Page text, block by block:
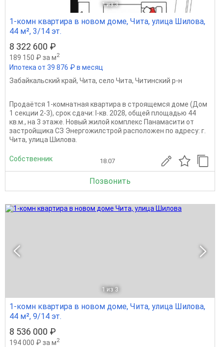
1 из 3
1-комн квартира в новом доме, Чита, улица Шилова,
44 м², 3/14 эт.
8 322 600 ₽
189 150 ₽ за м2
Ипотека от 39 876 ₽ в месяц
Забайкальский край, Чита, село Чита, Читинский р-н
Продаётся 1-комнатная квартира в строящемся доме (Дом
1 секции 2-3), срок сдачи: I-кв. 2028, общей площадью 44
кв.м., на 3 этаже. Новый жилой комплекс Панамасити от
застройщика СЗ Энергожилстрой расположен по адресу: г.
Чита, улица Шилова.
Собственник 18.07
Позвонить
1 из 3
1-комн квартира в новом доме, Чита, улица Шилова,
44 м², 9/14 эт.
8 536 000 ₽
194 000 ₽ за м2